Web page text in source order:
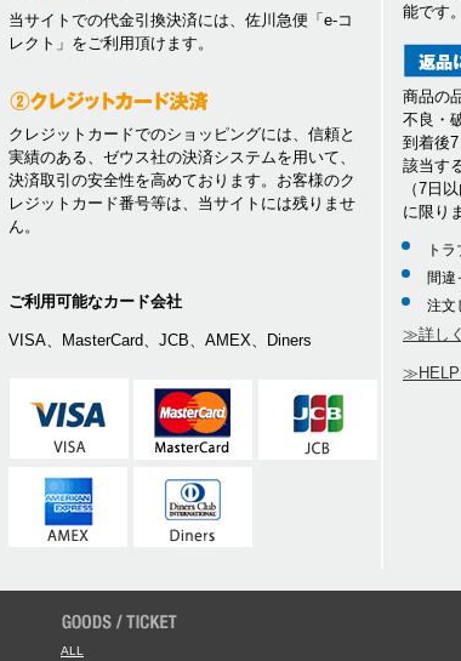
当サイトでの代金引換決済には、佐川急便「e-コ
レクト」をご利用頂けます。
クレジットカードでのショッピングには、信頼と
実績のある、ゼウス社の決済システムを用いて、
決済取引の安全性を高めております。お客様のク
レジットカード番号等は、当サイトには残りませ
ん。
ご利用可能なカード会社
VISA、MasterCard、JCB、AMEX、Diners
能です。
商品の
不良・
到着後
該当す
（7日
に限り
ト
間違
注文
≫詳し
ALL